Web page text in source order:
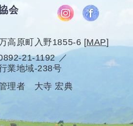
会
高原町入野1855-6 [MAP]
21-1192
業地域-238号
理者 大寺 宏典